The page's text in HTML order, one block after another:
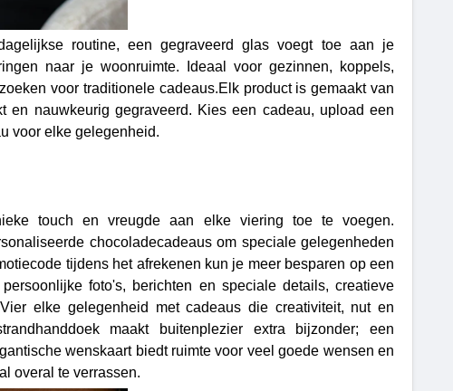
routine, een gegraveerd glas voegt toe aan je
naar je woonruimte. Ideaal voor gezinnen, koppels,
voor traditionele cadeaus.Elk product is gemaakt van
en nauwkeurig gegraveerd. Kies een cadeau, upload een
voor elke gelegenheid.
touch en vreugde aan elke viering toe te voegen.
chocoladecadeaus om speciale gelegenheden
tijdens het afrekenen kun je meer besparen op een
foto's, berichten en speciale details, creatieve
elke gelegenheid met cadeaus die creativiteit, nut en
maakt buitenplezier extra bijzonder; een
wenskaart biedt ruimte voor veel goede wensen en
overal te verrassen.